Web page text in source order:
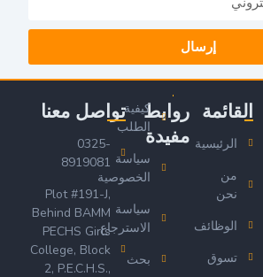
إرسال
القائمة
الرئيسية
من
نحن
الوظائف
تسوق
روابط
مفيدة
كيفية
الطلب
سياسة
الخصوصية
سياسة
الاسترجاع
بحث
تواصل معنا
0325-
8919081
Plot #191-J,
Behind BAMM
PECHS Girls
College, Block
2, P.E.C.H.S.,